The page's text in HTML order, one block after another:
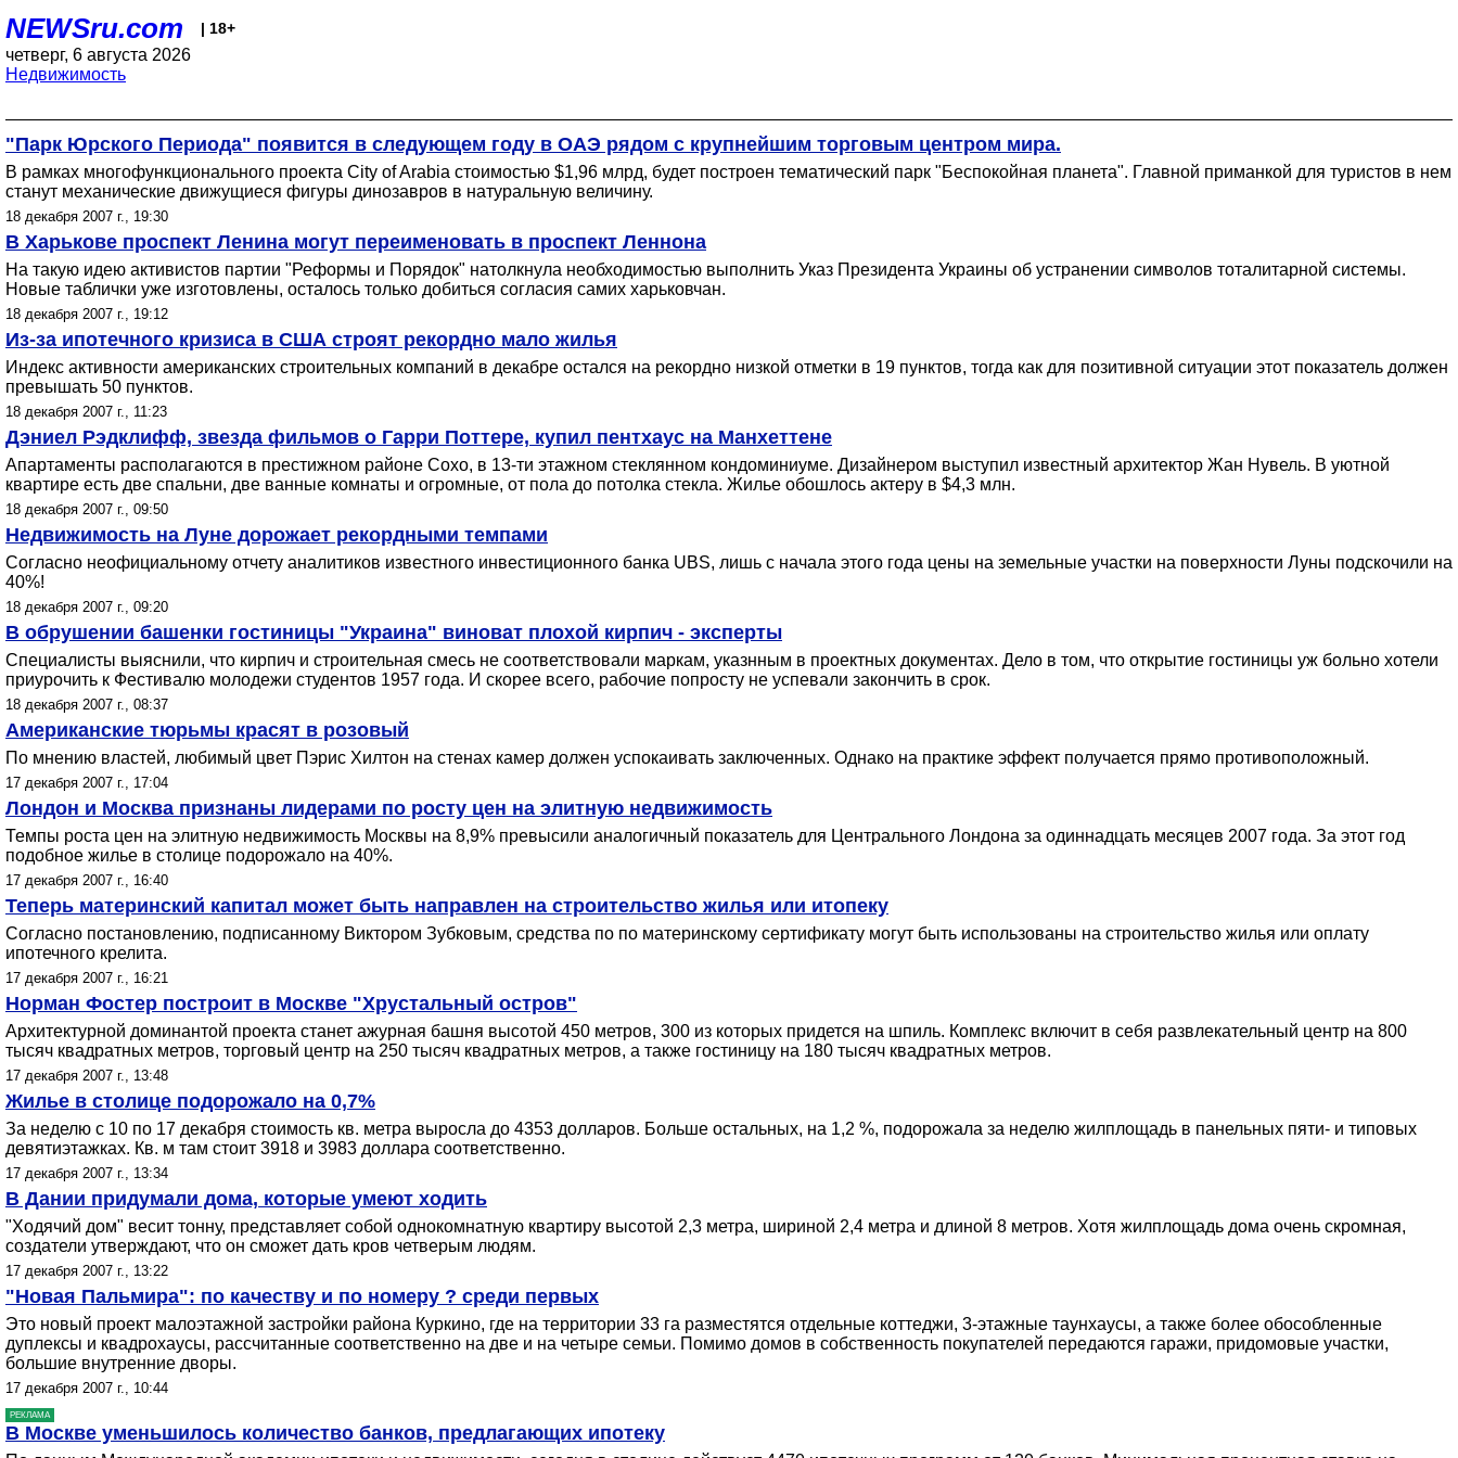
NEWSru.com | 18+
четверг, 6 августа 2026
Недвижимость
"Парк Юрского Периода" появится в следующем году в ОАЭ рядом с крупнейшим торговым центром мира.
В рамках многофункционального проекта City of Arabia стоимостью $1,96 млрд, будет построен тематический парк "Беспокойная планета". Главной приманкой для туристов в нем
станут механические движущиеся фигуры динозавров в натуральную величину.
18 декабря 2007 г., 19:30
В Харькове проспект Ленина могут переименовать в проспект Леннона
На такую идею активистов партии "Реформы и Порядок" натолкнула необходимостью выполнить Указ Президента Украины об устранении символов тоталитарной системы.
Новые таблички уже изготовлены, осталось только добиться согласия самих харьковчан.
18 декабря 2007 г., 19:12
Из-за ипотечного кризиса в США строят рекордно мало жилья
Индекс активности американских строительных компаний в декабре остался на рекордно низкой отметки в 19 пунктов, тогда как для позитивной ситуации этот показатель должен
превышать 50 пунктов.
18 декабря 2007 г., 11:23
Дэниел Рэдклифф, звезда фильмов о Гарри Поттере, купил пентхаус на Манхеттене
Апартаменты располагаются в престижном районе Сохо, в 13-ти этажном стеклянном кондоминиуме. Дизайнером выступил известный архитектор Жан Нувель. В уютной
квартире есть две спальни, две ванные комнаты и огромные, от пола до потолка стекла. Жилье обошлось актеру в $4,3 млн.
18 декабря 2007 г., 09:50
Недвижимость на Луне дорожает рекордными темпами
Согласно неофициальному отчету аналитиков известного инвестиционного банка UBS, лишь с начала этого года цены на земельные участки на поверхности Луны подскочили на
40%!
18 декабря 2007 г., 09:20
В обрушении башенки гостиницы "Украина" виноват плохой кирпич - эксперты
Специалисты выяснили, что кирпич и строительная смесь не соответствовали маркам, указнным в проектных документах. Дело в том, что открытие гостиницы уж больно хотели
приурочить к Фестивалю молодежи студентов 1957 года. И скорее всего, рабочие попросту не успевали закончить в срок.
18 декабря 2007 г., 08:37
Американские тюрьмы красят в розовый
По мнению властей, любимый цвет Пэрис Хилтон на стенах камер должен успокаивать заключенных. Однако на практике эффект получается прямо противоположный.
17 декабря 2007 г., 17:04
Лондон и Москва признаны лидерами по росту цен на элитную недвижимость
Темпы роста цен на элитную недвижимость Москвы на 8,9% превысили аналогичный показатель для Центрального Лондона за одиннадцать месяцев 2007 года. За этот год
подобное жилье в столице подорожало на 40%.
17 декабря 2007 г., 16:40
Теперь материнский капитал может быть направлен на строительство жилья или итопеку
Согласно постановлению, подписанному Виктором Зубковым, средства по по материнскому сертификату могут быть использованы на строительство жилья или оплату
ипотечного крелита.
17 декабря 2007 г., 16:21
Норман Фостер построит в Москве "Хрустальный остров"
Архитектурной доминантой проекта станет ажурная башня высотой 450 метров, 300 из которых придется на шпиль. Комплекс включит в себя развлекательный центр на 800
тысяч квадратных метров, торговый центр на 250 тысяч квадратных метров, а также гостиницу на 180 тысяч квадратных метров.
17 декабря 2007 г., 13:48
Жилье в столице подорожало на 0,7%
За неделю с 10 по 17 декабря стоимость кв. метра выросла до 4353 долларов. Больше остальных, на 1,2 %, подорожала за неделю жилплощадь в панельных пяти- и типовых
девятиэтажках. Кв. м там стоит 3918 и 3983 доллара соответственно.
17 декабря 2007 г., 13:34
В Дании придумали дома, которые умеют ходить
"Ходячий дом" весит тонну, представляет собой однокомнатную квартиру высотой 2,3 метра, шириной 2,4 метра и длиной 8 метров. Хотя жилплощадь дома очень скромная,
создатели утверждают, что он сможет дать кров четверым людям.
17 декабря 2007 г., 13:22
"Новая Пальмира": по качеству и по номеру ? среди первых
Это новый проект малоэтажной застройки района Куркино, где на территории 33 га разместятся отдельные коттеджи, 3-этажные таунхаусы, а также более обособленные
дуплексы и квадрохаусы, рассчитанные соответственно на две и на четыре семьи. Помимо домов в собственность покупателей передаются гаражи, придомовые участки,
большие внутренние дворы.
17 декабря 2007 г., 10:44
РЕКЛАМА
В Москве уменьшилось количество банков, предлагающих ипотеку